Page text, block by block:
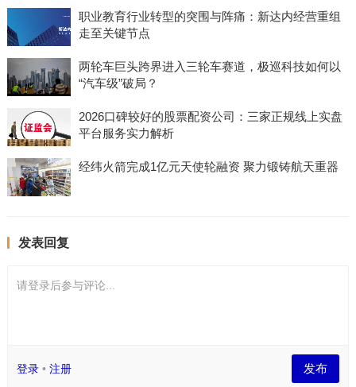
职业教育行业转型的突围与阵痛：新达内经营重组
走至关键节点
两轮车巨头跨界进入三轮车赛道，极巡科技如何以
“汽车级”破局？
2026口碑较好的股票配资公司：三家正规线上实盘
平台服务实力解析
经纬火箭完成1亿元天使轮融资 聚力锻铸航天重器
发表回复
请登录后参与评论...
登录• 注册 发布